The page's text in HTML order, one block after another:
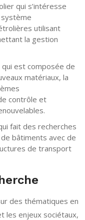
qui s’intéresse
système
utilisant
la gestion
qui est composée de
matériaux, la
contrôle et
fait des recherches
bâtiments avec de
de transport
des thématiques en
les enjeux sociétaux,